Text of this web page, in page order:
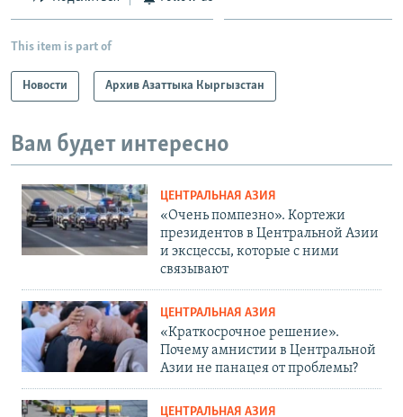
This item is part of
Новости Архив Азаттыка Кыргызстан
Вам будет интересно
ЦЕНТРАЛЬНАЯ АЗИЯ
«Очень помпезно». Кортежи
президентов в Центральной Азии
и эксцессы, которые с ними
связывают
ЦЕНТРАЛЬНАЯ АЗИЯ
«Краткосрочное решение».
Почему амнистии в Центральной
Азии не панацея от проблемы?
ЦЕНТРАЛЬНАЯ АЗИЯ